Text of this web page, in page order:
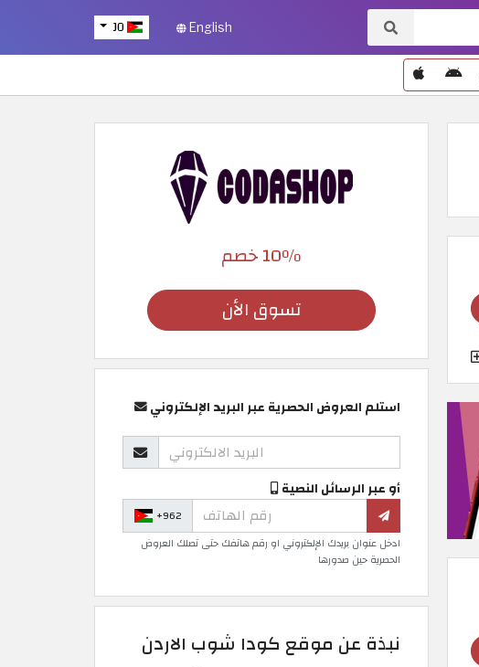
JO English
10٪ خصم
تسوق الأن
استلم العروض الحصرية عبر البريد الإلكتروني
أو عبر الرسائل النصية
+962
ادخل عنوان بريدك الإلكتروني او رقم هاتفك حتى تصلك العروض
الحصرية حين صدورها
نبذة عن موقع كودا شوب الاردن